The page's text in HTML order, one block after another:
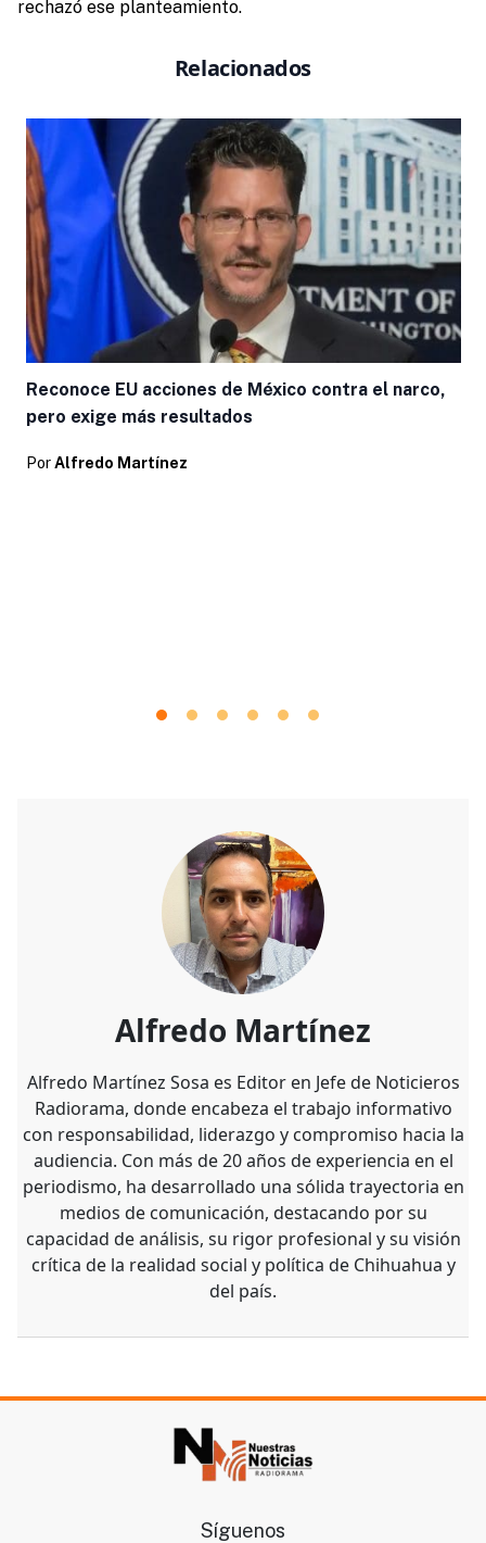
rechazó ese planteamiento.
Relacionados
Reconoce EU acciones de México contra el narco,
pero exige más resultados
Por Alfredo Martínez
Alfredo Martínez
Alfredo Martínez Sosa es Editor en Jefe de Noticieros
Radiorama, donde encabeza el trabajo informativo
con responsabilidad, liderazgo y compromiso hacia la
audiencia. Con más de 20 años de experiencia en el
periodismo, ha desarrollado una sólida trayectoria en
medios de comunicación, destacando por su
capacidad de análisis, su rigor profesional y su visión
crítica de la realidad social y política de Chihuahua y
del país.
Síguenos